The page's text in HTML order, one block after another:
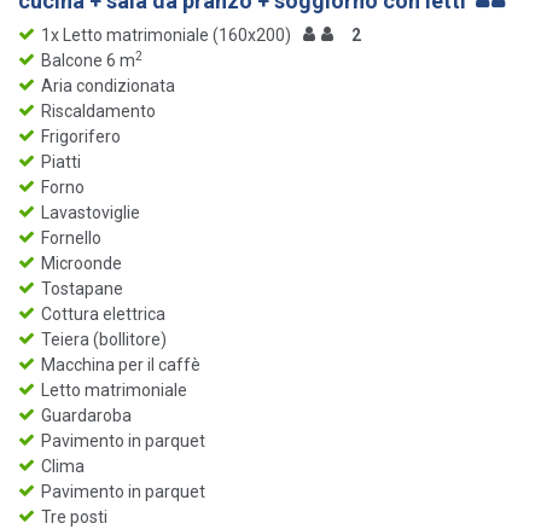
1x Letto matrimoniale (160x200)
2
Balcone 6 m2
Aria condizionata
Riscaldamento
Frigorifero
Piatti
Forno
Lavastoviglie
Fornello
Microonde
Tostapane
Cottura elettrica
Teiera (bollitore)
Macchina per il caffè
Letto matrimoniale
Guardaroba
Pavimento in parquet
Clima
Pavimento in parquet
Tre posti